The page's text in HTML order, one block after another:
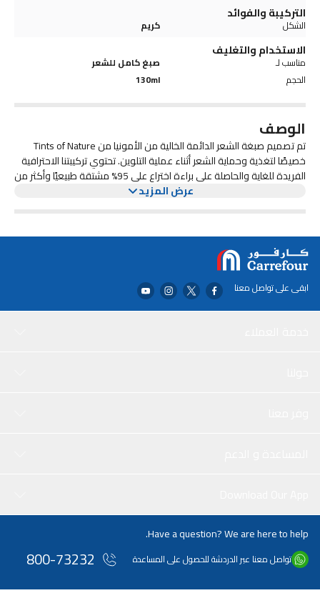
التركيبة والفوائد
الشكل كريم
الاستخدام والتغليف
مناسب لـ
صبغ كامل للشعر
الحجم
130ml
الوصف
تم تصميم صبغة الشعر الدائمة الخالية من الأمونيا من Tints of Nature
خصيصًا لتغذية وحماية الشعر أثناء عملية التلوين. تحتوي تركيبتنا الاحترافية
الفريدة للغاية والحاصلة على براءة اختراع على 95% مشتقة طبيعيًا وأكثر من
75% من المكونات العضوية المعتمدة الغنية. كما أنه صديق للنباتيين،
عرض المزيد
ابقى على تواصل معنا
Have a question? We are here to help.
تواصل معنا عبر الدردشة للحصول على المساعدة 800-73232